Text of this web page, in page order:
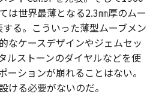
は世界最薄となる2.3㎜厚のムー
る。こういった薄型ムーブメン
なケースデザインやジェムセッ
ルストーンのダイヤルなどを使
ーションが崩れることはない。
ける必要がないのだ。